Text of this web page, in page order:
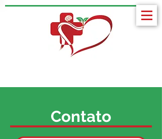
Programa de Mestrado em
Ciências da Saúde da UESC
Contato